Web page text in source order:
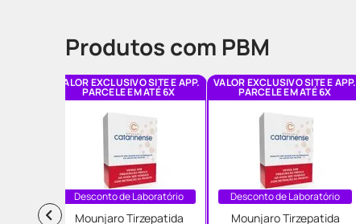
Produtos com PBM
VALOR EXCLUSIVO SITE E APP.
PARCELE EM ATÉ 6X
Desconto de Laboratório
Mounjaro Tirzepatida
VALOR EXCLUSIVO SITE E APP.
PARCELE EM ATÉ 6X
Desconto de Laboratório
Mounjaro Tirzepatida